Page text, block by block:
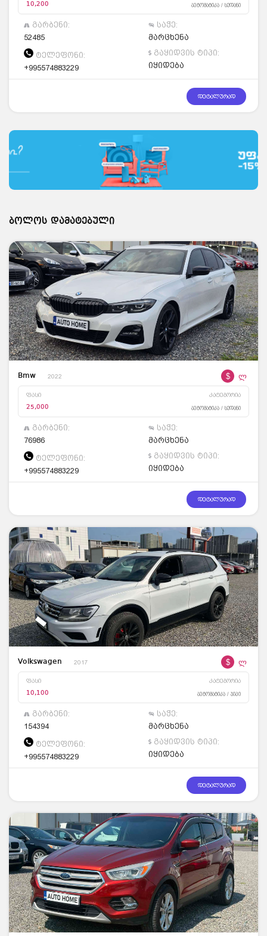
10,200 ავტომატიკა / სედანი
გარბენი:
52485
საჭე:
მარცხენა
ტელეფონი:
+995574883229
გაყიდვის ტიპი:
იყიდება
დეტალურად
ბოლოს დამატებული
Bmw 2022 $ ლ
ფასი კატეგორია
25,000 ავტომატიკა / სედანი
გარბენი:
76986
საჭე:
მარცხენა
ტელეფონი:
+995574883229
გაყიდვის ტიპი:
იყიდება
დეტალურად
Volkswagen 2017 $ ლ
ფასი კატეგორია
10,100 ავტომატიკა / ჯიპი
გარბენი:
154394
საჭე:
მარცხენა
ტელეფონი:
+995574883229
გაყიდვის ტიპი:
იყიდება
დეტალურად